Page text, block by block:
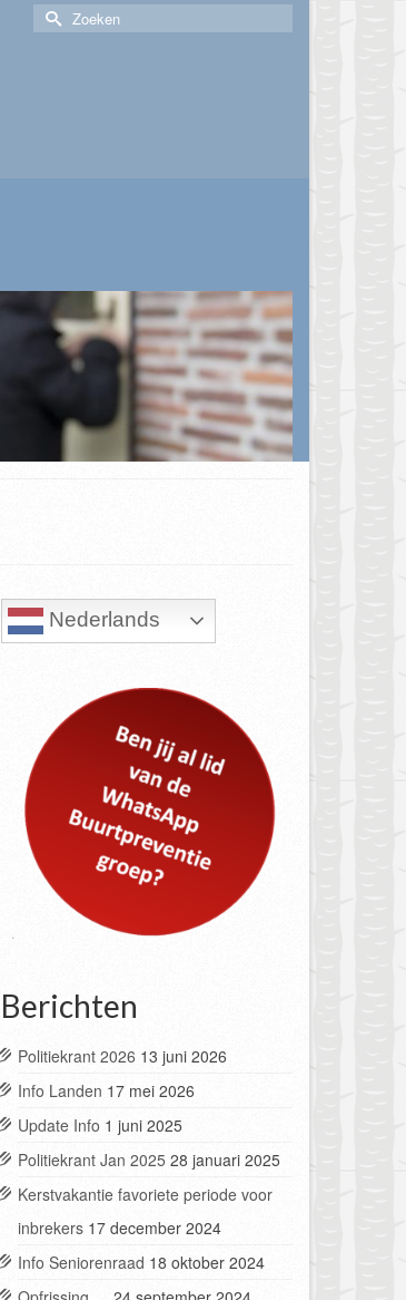
Zoek
Nederlands
Berichten
Politiekrant 2026 13 juni 2026
Info Landen 17 mei 2026
Update Info 1 juni 2025
Politiekrant Jan 2025 28 januari 2025
Kerstvakantie favoriete periode voor
inbrekers 17 december 2024
Info Seniorenraad 18 oktober 2024